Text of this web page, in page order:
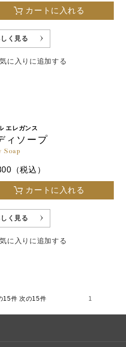
カートに入れる
く見る
に入りに追加する
エレガンス
ィソープ
Soap
（税込）
カートに入れる
く見る
に入りに追加する
の15件 次の15件 1